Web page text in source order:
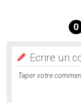
0
Ecrire un